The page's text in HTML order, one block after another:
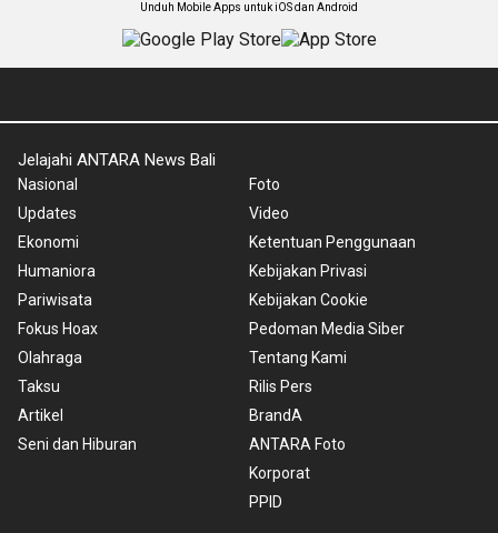
Unduh Mobile Apps untuk iOS dan Android
Jelajahi ANTARA News Bali
Nasional
Updates
Ekonomi
Humaniora
Pariwisata
Fokus Hoax
Olahraga
Taksu
Artikel
Seni dan Hiburan
Foto
Video
Ketentuan Penggunaan
Kebijakan Privasi
Kebijakan Cookie
Pedoman Media Siber
Tentang Kami
Rilis Pers
BrandA
ANTARA Foto
Korporat
PPID